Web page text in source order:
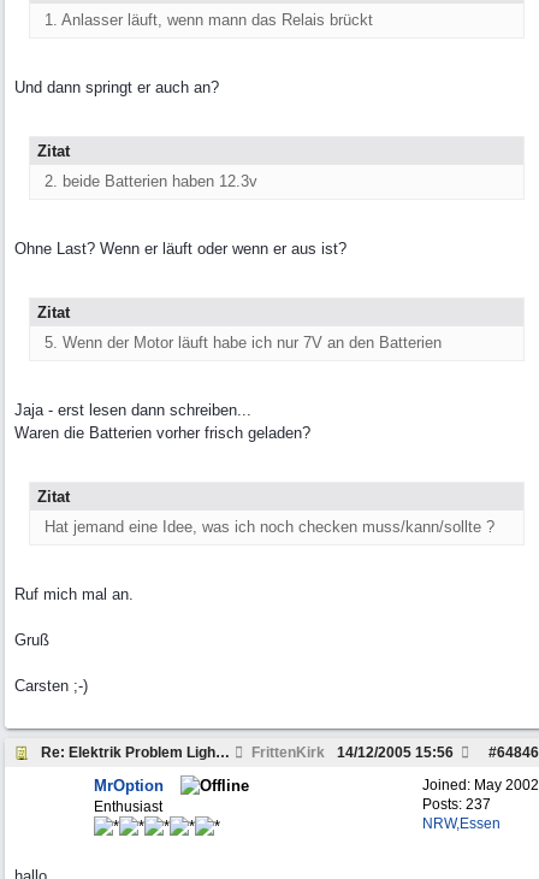
1. Anlasser läuft, wenn mann das Relais brückt
Und dann springt er auch an?
Zitat
2. beide Batterien haben 12.3v
Ohne Last? Wenn er läuft oder wenn er aus ist?
Zitat
5. Wenn der Motor läuft habe ich nur 7V an den Batterien
Jaja - erst lesen dann schreiben...
Waren die Batterien vorher frisch geladen?
Zitat
Hat jemand eine Idee, was ich noch checken muss/kann/sollte ?
Ruf mich mal an.
Gruß
Carsten ;-)
Re: Elektrik Problem Lightweight FrittenKirk #64846
14/12/2005 15:56
Joined: May 2002
Posts: 237
NRW,Essen
MrOption
Enthusiast